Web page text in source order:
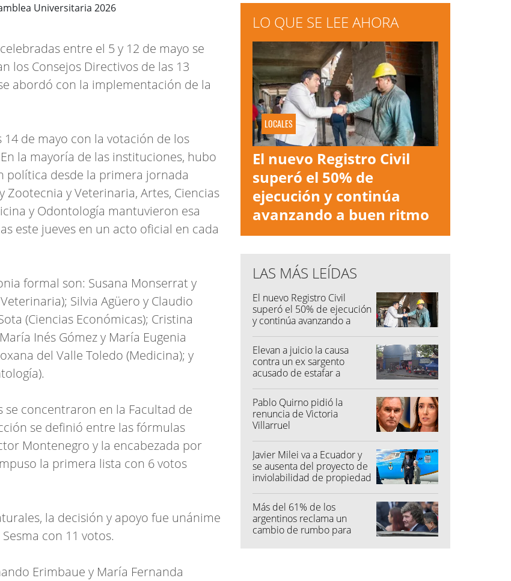
entre el 5 y 12 de mayo se
los Consejos Directivos de las 13
abordó con la implementación de la
de mayo con la votación de los
la mayoría de las instituciones, hubo
política desde la primera jornada
y Veterinaria, Artes, Ciencias
y Odontología mantuvieron esa
este jueves en un acto oficial en cada
formal son: Susana Monserrat y
Silvia Agüero y Claudio
(Ciencias Económicas); Cristina
Inés Gómez y María Eugenia
del Valle Toledo (Medicina); y
concentraron en la Facultad de
se definió entre las fórmulas
Montenegro y la encabezada por
la primera lista con 6 votos
la decisión y apoyo fue unánime
con 11 votos.
Erimbaue y María Fernanda
LO QUE SE LEE AHORA
LOCALES
El nuevo Registro Civil
superó el 50% de
ejecución y continúa
avanzando a buen ritmo
LAS MÁS LEÍDAS
El nuevo Registro Civil
superó el 50% de ejecución
y continúa avanzando a
Elevan a juicio la causa
contra un ex sargento
acusado de estafar a
Pablo Quirno pidió la
renuncia de Victoria
Villarruel
Javier Milei va a Ecuador y
se ausenta del proyecto de
inviolabilidad de propiedad
Más del 61% de los
argentinos reclama un
cambio de rumbo para